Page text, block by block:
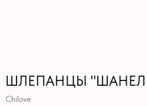
ШЛЕПАНЦЫ
Chilove